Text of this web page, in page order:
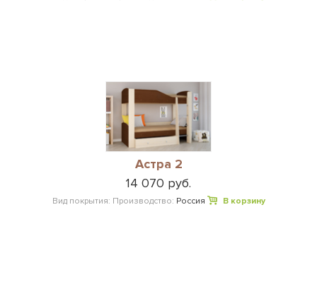
Астра 2
14 070 руб.
Вид покрытия: Производство: Россия В корзину